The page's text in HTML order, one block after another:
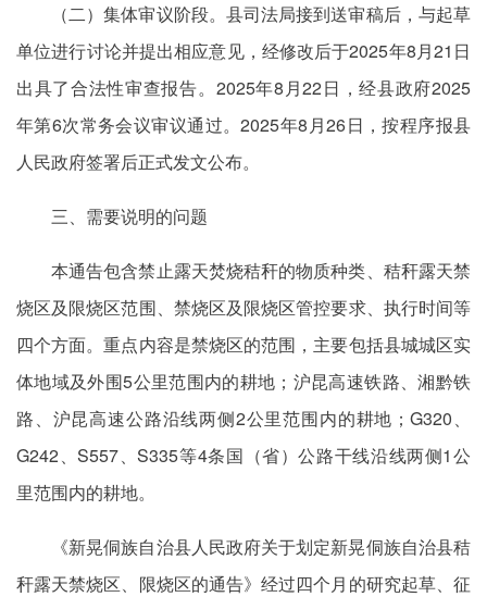
（二）集体审议阶段。县司法局接到送审稿后，与起草
单位进行讨论并提出相应意见，经修改后于2025年8月21日
出具了合法性审查报告。2025年8月22日，经县政府2025
年第6次常务会议审议通过。2025年8月26日，按程序报县
人民政府签署后正式发文公布。
三、需要说明的问题
本通告包含禁止露天焚烧秸秆的物质种类、秸秆露天禁
烧区及限烧区范围、禁烧区及限烧区管控要求、执行时间等
四个方面。重点内容是禁烧区的范围，主要包括县城城区实
体地域及外围5公里范围内的耕地；沪昆高速铁路、湘黔铁
路、沪昆高速公路沿线两侧2公里范围内的耕地；G320、
G242、S557、S335等4条国（省）公路干线沿线两侧1公
里范围内的耕地。
《新晃侗族自治县人民政府关于划定新晃侗族自治县秸
秆露天禁烧区、限烧区的通告》经过四个月的研究起草、征